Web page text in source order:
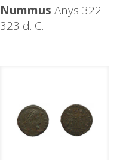
Nummus Anys 322-
323 d. C.